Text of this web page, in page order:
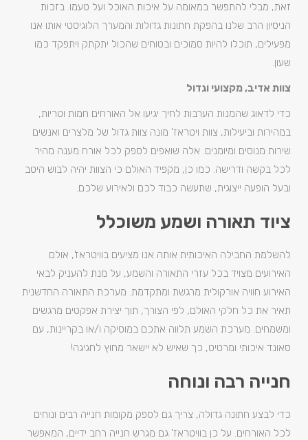
זאת, מבלי להתפשר במאומה על איכות האוכל ועל טעמו. בזכות
הניסיון הרב שלנו בהפקת חתונות גדולות והמערך הלוגיסטי אותו אנו
מפעילים, תוכלו להיות סמוכים ובטוחים שהכול יתקתק ויתפקד כמו
שעון.
צוות אדיב, מקצועי וגדול
כדי לדאוג שהמנות הערבות לחיך יגיעו אל האורחים חמות וטריות,
במהירות וביעילות, צוות ויטראז' מונה צוות גדול של מלצרים ואנשים
שירות מנוסים ומיומנים. אלה שואפים לספק לכל אורח מענה מהיר
לכל בקשה ודרישה. כמו כן, מקפיד האולם כי הצוות יהיה לבוש היטב
ובעל הופעה ייצוגית, שתעשה כבוד לכם ולאירוע שלכם.
ציוד תאורה ושמע משוכלל
להשלמת החבילה האיכותית אותה אנו מציעים בוויטראז', אולם
האירועים מצויד בכל עזרי התאורה והשמע, על מנת להעניק לבאי
האירוע חוויה אורקולית מרגשת ומתקדמת. מערכת התאורה החדשנית
תאיר את כל חלקי האולם, לפי הצורך, תוך יצירת אפקטים מרגשים
ומשמחים. מערכת השמע תלווה אתכם במוסיקה ו/או בקריינות, עם
סאונד איכותי ומרטיט, כך שאיש לא יישאר מחוץ לחגיגה!
חנייה רבה ונוחה
כדי לבצע חתונה גדולה, צריך גם לספק מקומות חנייה רבים ונוחים
לכל האורחים. על כן בוויטראז' גם מגרש חנייה רחב ידיים, המאפשר